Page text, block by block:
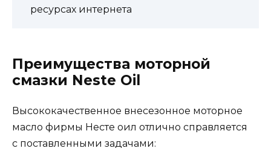
ресурсах интернета
Преимущества моторной
смазки Neste Oil
Высококачественное внесезонное моторное
масло фирмы Несте оил отлично справляется
с поставленными задачами: